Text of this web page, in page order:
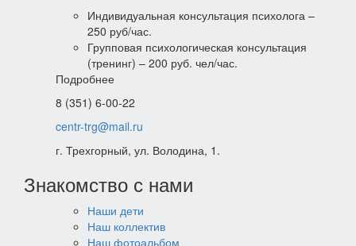
Индивидуальная консультация психолога –
250 руб/час.
Групповая психологическая консультация
(тренинг) – 200 руб. чел/час.
Подробнее
8 (351) 6-00-22
centr-trg@mail.ru
г. Трехгорный, ул. Володина, 1.
Знакомство с нами
Наши дети
Наш коллектив
Наш фотоальбом